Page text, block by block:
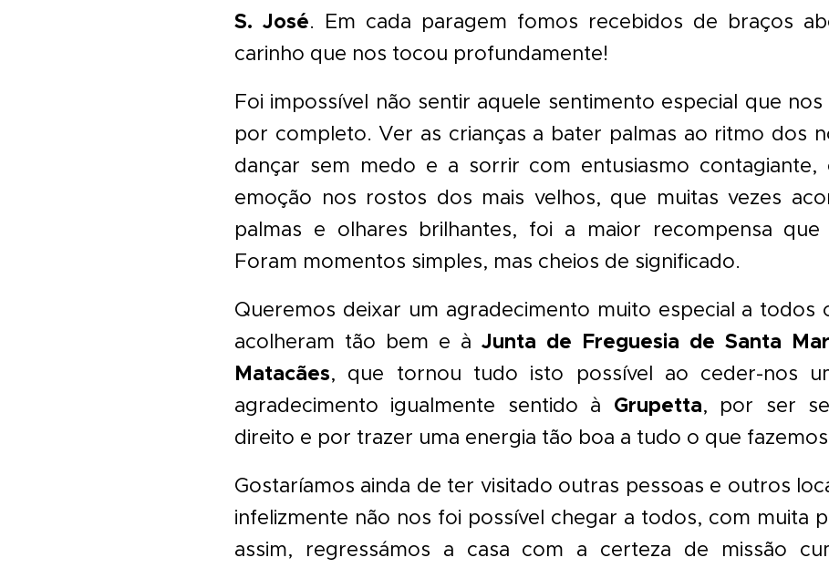
S. José. Em cada paragem fomos recebidos de braços
carinho que nos tocou profundamente!
Foi impossível não sentir aquele sentimento especial que
por completo. Ver as crianças a bater palmas ao ritmo dos
dançar sem medo e a sorrir com entusiasmo contagiante,
emoção nos rostos dos mais velhos, que muitas vezes
palmas e olhares brilhantes, foi a maior recompensa
Foram momentos simples, mas cheios de significado.
Queremos deixar um agradecimento muito especial a todos
acolheram tão bem e àJunta de Freguesia de Santa
Matacães, que tornou tudo isto possível ao ceder-nos
agradecimento igualmente sentido à Grupetta, por ser
direito e por trazer uma energia tão boa a tudo o que
Gostaríamos ainda de ter visitado outras pessoas e outros
infelizmente não nos foi possível chegar a todos, com muita
assim, regressámos a casa com a certeza de missão